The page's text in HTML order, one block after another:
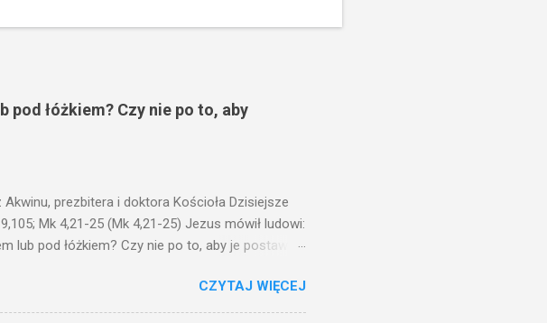
pod łóżkiem? Czy nie po to, aby
prezbitera i doktora Kościoła Dzisiejsze
Mk 4,21-25 (Mk 4,21-25) Jezus mówił ludowi:
lub pod łóżkiem? Czy nie po to, aby je postawić
Taką samą miarą, jaką wy mierzycie,
będzie dane; a kto nie ma, pozbawią go i tego, co
CZYTAJ WIĘCEJ